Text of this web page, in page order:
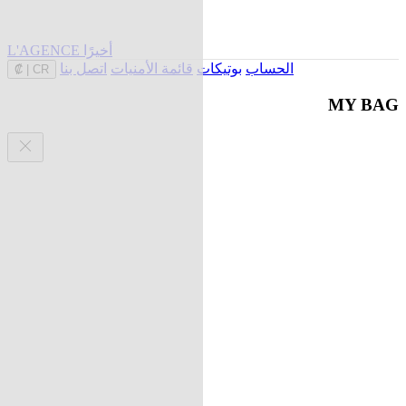
L'AGENCE أخيرًا
CR
₡ الحساب بوتيكات قائمة الأمنيات اتصل بنا
MY BAG